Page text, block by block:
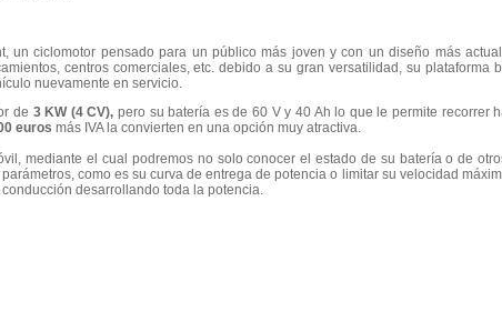
un ciclomotor pensado para un público más joven y con un diseño más
centros comerciales, etc. debido a su gran versatilidad, su plataforma
nuevamente en servicio.
de 3 KW (4 CV), pero su batería es de 60 V y 40 Ah lo que le permite recorrer
euros más IVA la convierten en una opción muy atractiva.
mediante el cual podremos no solo conocer el estado de su batería o de
como es su curva de entrega de potencia o limitar su velocidad
desarrollando toda la potencia.